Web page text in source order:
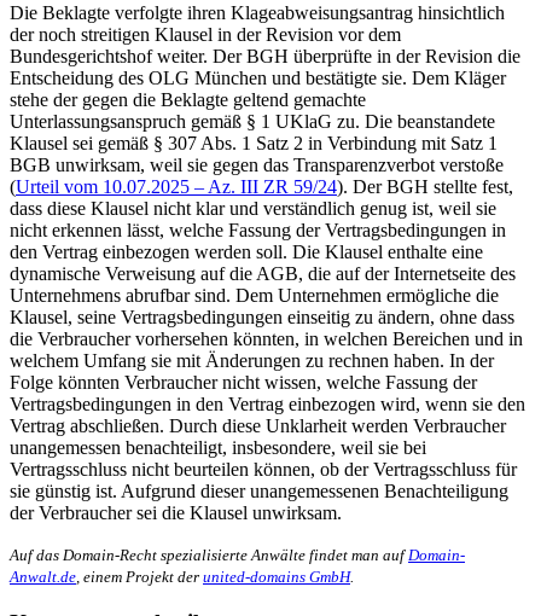
Die Beklagte verfolgte ihren Klageabweisungsantrag hinsichtlich
der noch streitigen Klausel in der Revision vor dem
Bundesgerichtshof weiter. Der BGH überprüfte in der Revision die
Entscheidung des OLG München und bestätigte sie. Dem Kläger
stehe der gegen die Beklagte geltend gemachte
Unterlassungsanspruch gemäß § 1 UKlaG zu. Die beanstandete
Klausel sei gemäß § 307 Abs. 1 Satz 2 in Verbindung mit Satz 1
BGB unwirksam, weil sie gegen das Transparenzverbot verstoße
(Urteil vom 10.07.2025 – Az. III ZR 59/24). Der BGH stellte fest,
dass diese Klausel nicht klar und verständlich genug ist, weil sie
nicht erkennen lässt, welche Fassung der Vertragsbedingungen in
den Vertrag einbezogen werden soll. Die Klausel enthalte eine
dynamische Verweisung auf die AGB, die auf der Internetseite des
Unternehmens abrufbar sind. Dem Unternehmen ermögliche die
Klausel, seine Vertragsbedingungen einseitig zu ändern, ohne dass
die Verbraucher vorhersehen könnten, in welchen Bereichen und in
welchem Umfang sie mit Änderungen zu rechnen haben. In der
Folge könnten Verbraucher nicht wissen, welche Fassung der
Vertragsbedingungen in den Vertrag einbezogen wird, wenn sie den
Vertrag abschließen. Durch diese Unklarheit werden Verbraucher
unangemessen benachteiligt, insbesondere, weil sie bei
Vertragsschluss nicht beurteilen können, ob der Vertragsschluss für
sie günstig ist. Aufgrund dieser unangemessenen Benachteiligung
der Verbraucher sei die Klausel unwirksam.
Auf das Domain-Recht spezialisierte Anwälte findet man auf Domain-
Anwalt.de , einem Projekt der united-domains GmbH.